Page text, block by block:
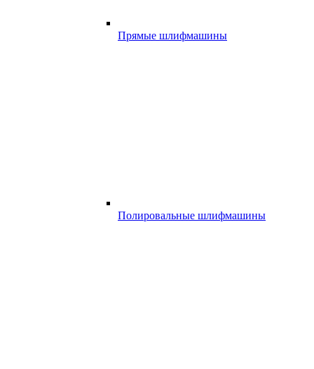
Прямые шлифмашины
Полировальные шлифмашины